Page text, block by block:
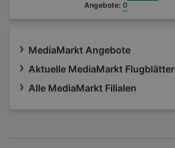
Angebote: 0
MediaMarkt Angebote
Aktuelle MediaMarkt Flugblätter
Alle MediaMarkt Filialen